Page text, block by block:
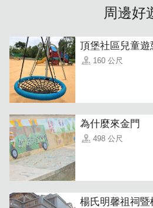
周邊好
頂堡社區兒童遊
160 公尺
為什麼來金門
498 公尺
楊氏明馨祖祠